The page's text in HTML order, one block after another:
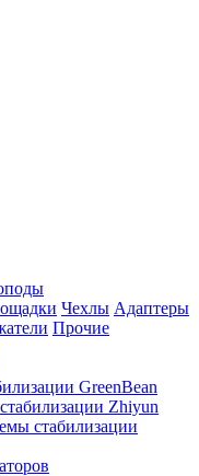
Чехлы Адаптеры
Прочие
GreenBean
Zhiyun
стабилизации